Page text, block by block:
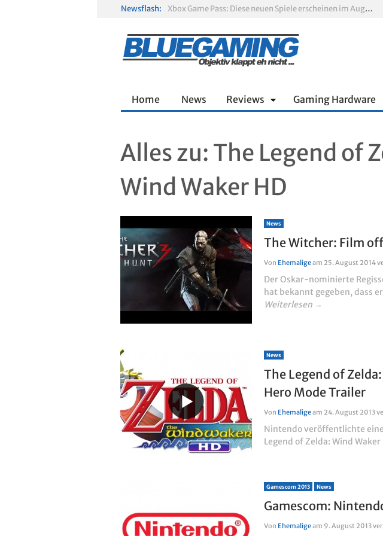
Newsflash:
Xbox Game Pass: Diese neuen Spiele erscheinen im August 2026
Gamescom 2026: Sony fehlt zum siebten Mal in Folge
Solarpunk im Test: Entspannter Aufbau über den Wolken
Home News Reviews Gaming Hardware
Alles zu: The Legend of
Wind Waker HD
News
The Witcher: Film
Von Ehemaligeam 25. August 2014
Der Oskar-nominierte
hat bekannt gegeben, dass
Weiterlesen →
News
The Legend of
Hero Mode Trailer
Von Ehemaligeam 24. August 2013
Nintendo veröffentlichte
Legend of Zelda: Wind Waker
Gamescom 2013 News
Gamescom:
Von Ehemaligeam 9. August 2013